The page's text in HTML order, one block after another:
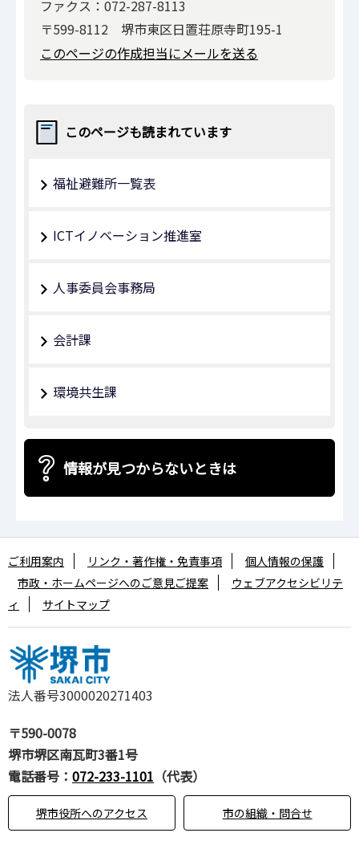
ファクス：072-287-8113
〒599-8112 堺市東区日置荘原寺町195-1
このページの作成担当にメールを送る
このページも読まれています
福祉避難所一覧表
ICTイノベーション推進室
人事委員会事務局
会計課
環境共生課
情報が見つからないときは
法人番号3000020271403
〒590-0078
堺市堺区南瓦町3番1号
電話番号： 072-233-1101 （代表）
堺市役所へのアクセス 市の組織・問合せ
ご利用案内 リンク・著作権・免責事項
個人情報の保護
市政・ホームページへのご意見ご提案
ウェブアクセシビリテ
ィ
サイトマップ